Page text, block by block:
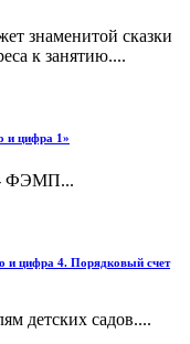
знаменитой сказки
к занятию....
и цифра 1»
ФЭМП...
и цифра 4. Порядковый счет
детских садов....